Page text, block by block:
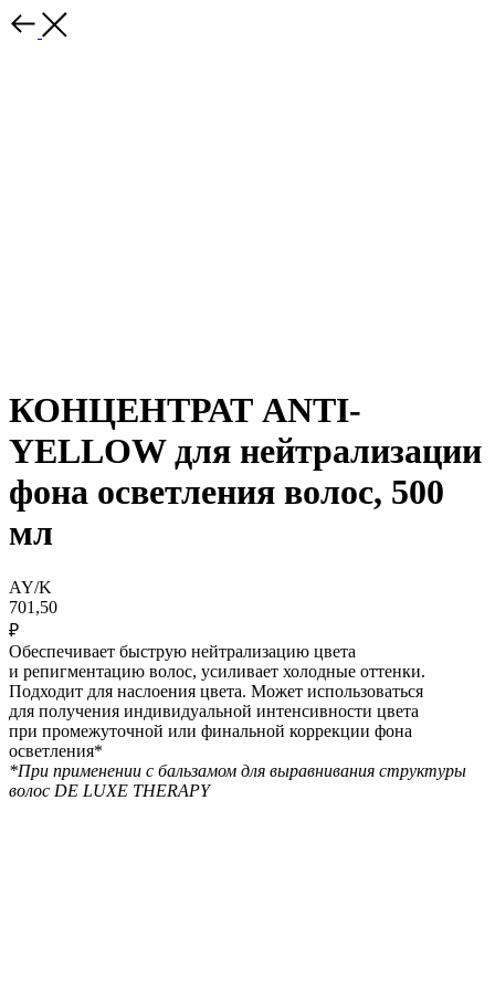
КОНЦЕНТРАТ ANTI-
YELLOW для нейтрализации
фона осветления волос, 500
мл
AY/K
701,50
₽
Обеспечивает быструю нейтрализацию цвета
и репигментацию волос, усиливает холодные оттенки.
Подходит для наслоения цвета. Может использоваться
для получения индивидуальной интенсивности цвета
при промежуточной или финальной коррекции фона
осветления*
*При применении с бальзамом для выравнивания структуры
волос DE LUXE THERAPY